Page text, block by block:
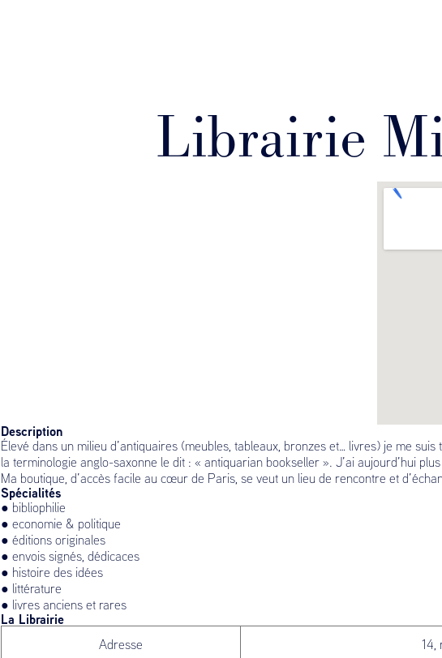
Librairie
Description
Élevé dans un milieu d’antiquaires (meubles, tableaux, bronzes et… livres) je me
la terminologie anglo-saxonne le dit : « antiquarian bookseller ». J’ai aujourd’hui
Ma boutique, d’accès facile au cœur de Paris, se veut un lieu de rencontre et
Spécialités
● bibliophilie
● economie & politique
● éditions originales
● envois signés, dédicaces
● histoire des idées
● littérature
● livres anciens et rares
La Librairie
Adresse 14,